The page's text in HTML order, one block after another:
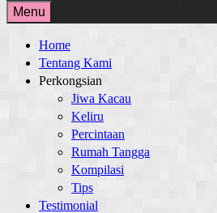
for:
Menu
Home
Tentang Kami
Perkongsian
Jiwa Kacau
Keliru
Percintaan
Rumah Tangga
Kompilasi
Tips
Testimonial